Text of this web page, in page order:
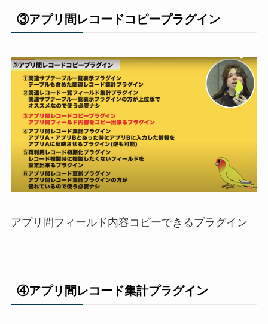
③アプリ間レコードコピープラグイン
アプリ間フィールド内容コピーできるプラグイ ン
④アプリ間レコード集計プラグイン